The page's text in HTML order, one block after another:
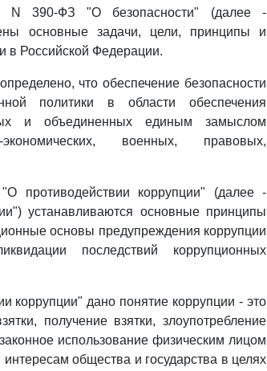
N 390-ФЗ "О безопасности" (далее -
основные задачи, цели, принципы и
в Российской Федерации.
что обеспечение безопасности
политики в области обеспечения
и объединенных единым замыслом
экономических, военных, правовых,
противодействии коррупции" (далее -
устанавливаются основные принципы
основы предупреждения коррупции
последствий коррупционных
коррупции" дано понятие коррупции - это
получение взятки, злоупотребление
использование физическим лицом
общества и государства в целях